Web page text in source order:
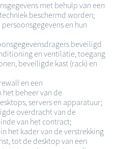
met behulp van een
beschermd worden;
en hun
beveiligd
en ventilatie, toegang
beveiligde kast (rack) en
en een
beheer van de
servers en apparatuur;
overdracht van de
van het contract;
het kader van de verstrekking
tot de desktop van een